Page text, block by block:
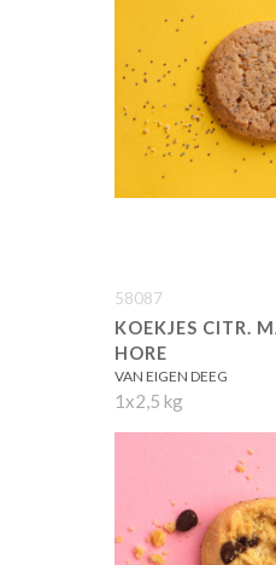
58087
KOEKJES CITR.
HORE
VAN EIGEN DEEG
1x2,5 kg